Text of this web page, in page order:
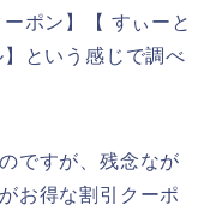
ポン】【 すぃーと
という感じで調べ
ですが、残念なが
お得な割引クーポ